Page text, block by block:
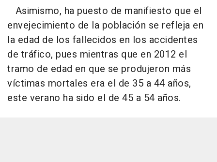
Asimismo, ha puesto de manifiesto que el
envejecimiento de la población se refleja en
la edad de los fallecidos en los accidentes
de tráfico, pues mientras que en 2012 el
tramo de edad en que se produjeron más
víctimas mortales era el de 35 a 44 años,
este verano ha sido el de 45 a 54 años.